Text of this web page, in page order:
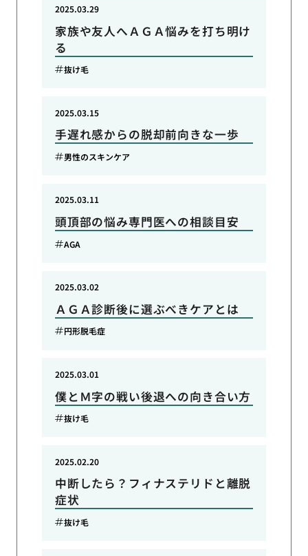
家族や友人へＡＧＡ悩みを打ち明け
る
2025.03.29
抜け毛
手遅れ感からの脱却前向きな一歩
2025.03.15
男性のスキンケア
頭頂部の悩み専門医への相談目安
2025.03.11
AGA
ＡＧＡ診断後に選ぶべきケアとは
2025.03.02
円形脱毛症
僕とＭ字の戦い後退への向き合い方
2025.03.01
抜け毛
中断したら？フィナステリドと離脱
症状
2025.02.20
抜け毛